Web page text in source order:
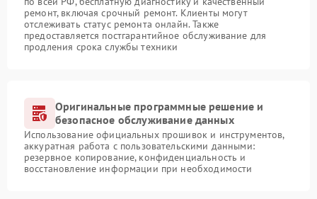
ремонт, включая срочный ремонт. Клиенты могут
отслеживать статус ремонта онлайн. Также
предоставляется постгарантийное обслуживание для
продления срока службы техники
Оригинальные программные решение и
безопасное обслуживание данных
Использование официальных прошивок и инструментов,
аккуратная работа с пользовательскими данными:
резервное копирование, конфиденциальность и
восстановление информации при необходимости